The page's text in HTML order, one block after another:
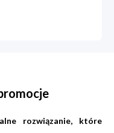
rozwiązanie, które